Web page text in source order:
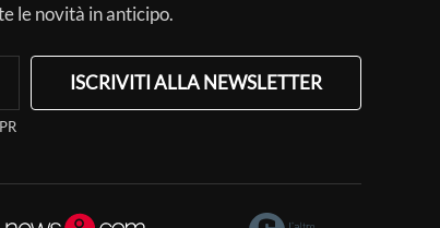
le novità in anticipo.
ISCRIVITI ALLA NEWSLETTER